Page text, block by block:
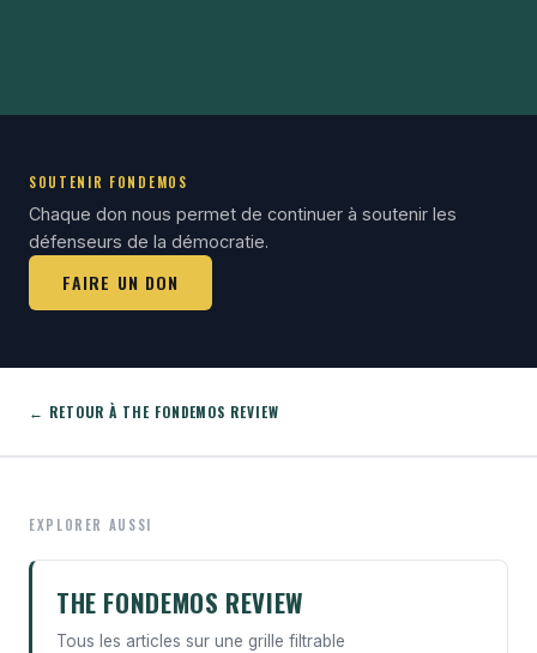
SOUTENIR FONDEMOS
Chaque don nous permet de continuer à soutenir les
défenseurs de la démocratie.
FAIRE UN DON
← RETOUR À THE FONDEMOS REVIEW
EXPLORER AUSSI
THE FONDEMOS REVIEW
Tous les articles sur une grille filtrable